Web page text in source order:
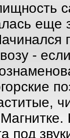
еще
-
под